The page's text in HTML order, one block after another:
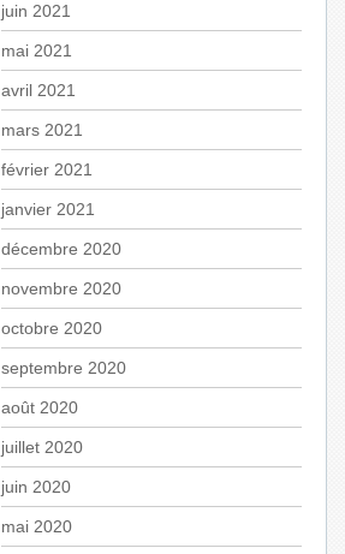
juin 2021
mai 2021
avril 2021
mars 2021
février 2021
janvier 2021
décembre 2020
novembre 2020
octobre 2020
septembre 2020
août 2020
juillet 2020
juin 2020
mai 2020